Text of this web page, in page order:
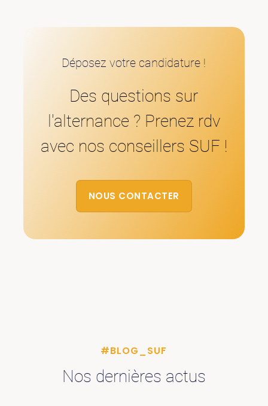
Déposez votre candidature !
Des questions sur
l'alternance ? Prenez rdv
avec nos conseillers SUF !
NOUS CONTACTER
#BLOG_SUF
Nos dernières actus